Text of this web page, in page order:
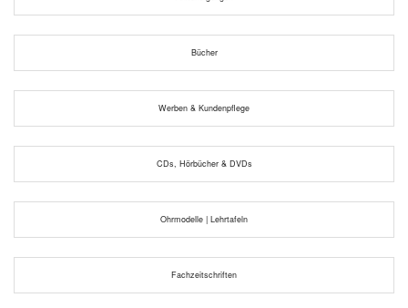
Bücher
Werben & Kundenpflege
CDs, Hörbücher & DVDs
Ohrmodelle | Lehrtafeln
Fachzeitschriften